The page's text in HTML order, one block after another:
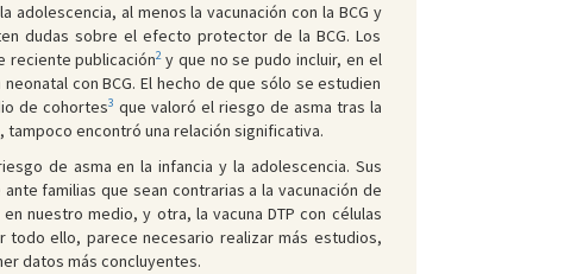
al menos la vacunación con la BCG y
dudas sobre el efecto protector de la BCG. Los
reciente publicación2 y que no se pudo incluir, en el
con BCG. El hecho de que sólo se estudien
de cohortes3 que valoró el riesgo de asma tras la
tampoco encontró una relación significativa.
de asma en la infancia y la adolescencia. Sus
familias que sean contrarias a la vacunación de
nuestro medio, y otra, la vacuna DTP con células
todo ello, parece necesario realizar más estudios,
datos más concluyentes.